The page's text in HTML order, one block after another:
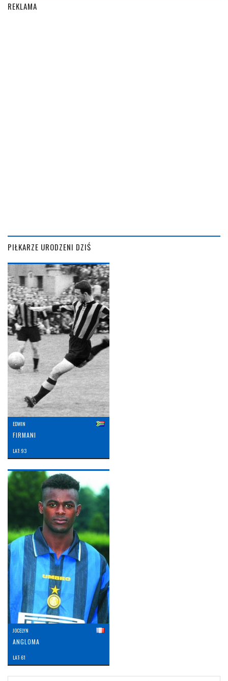
REKLAMA
PIŁKARZE URODZENI DZIŚ
EDWIN
FIRMANI
LAT: 93
JOCELYN
ANGLOMA
LAT: 61